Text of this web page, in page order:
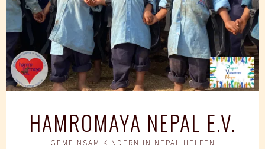
HAMROMAYA NEPAL E.V.
GEMEINSAM KINDERN IN NEPAL HELFEN